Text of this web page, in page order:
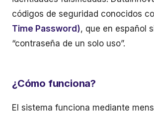
códigos de seguridad conocidos
Time Password), que en español
“contraseña de un solo uso”.
¿Cómo funciona?
El sistema funciona mediante